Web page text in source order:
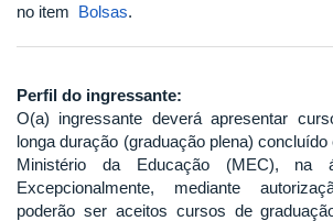
no item Bolsas.
Perfil do ingressante:
O(a) ingressante deverá apresentar
longa duração (graduação plena)
Ministério da Educação (MEC), na
Excepcionalmente, mediante
poderão ser aceitos cursos de